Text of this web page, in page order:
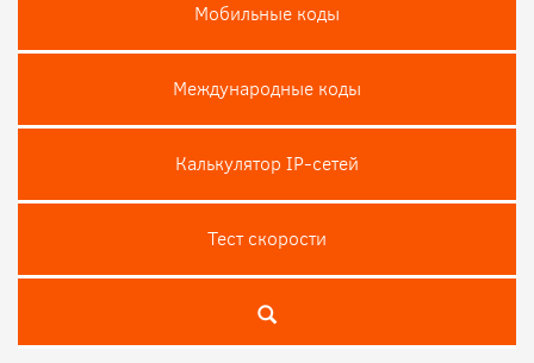
Мобильные коды
Международные коды
Калькулятор IP-сетей
Тест скороcти